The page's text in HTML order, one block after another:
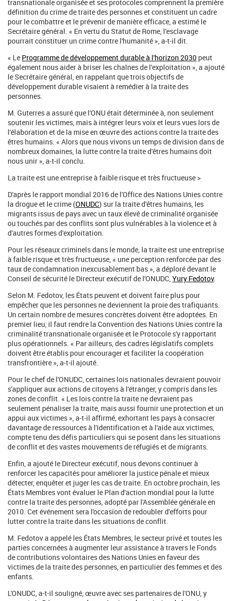
transnationale organisée et ses protocoles comprennent la première
définition du crime de traite des personnes et constituent un cadre
pour le combattre et le prévenir de manière efficace, a estimé le
Secrétaire général. « En vertu du Statut de Rome, l'esclavage
pourrait constituer un crime contre l'humanité », a-t-il dit.
« Le Programme de développement durable à l'horizon 2030 peut
également nous aider à briser les chaînes de l'exploitation », a ajouté
le Secrétaire général, en rappelant que trois objectifs de
développement durable visaient à remédier à la traite des
personnes.
M. Guterres a assuré que l'ONU était déterminée à, non seulement
soutenir les victimes, mais à intégrer leurs voix et leurs vues lors de
l'élaboration et de la mise en œuvre des actions contre la traite des
êtres humains. « Alors que nous vivons un temps de division dans de
nombreux domaines, la lutte contre la traite d'êtres humains doit
nous unir », a-t-il conclu.
La traite est une entreprise à faible risque et très fructueuse >
D'après le rapport mondial 2016 de l'Office des Nations Unies contre
la drogue et le crime (ONUDC) sur la traite d'êtres humains, les
migrants issus de pays avec un taux élevé de criminalité organisée
ou touchés par des conflits sont plus vulnérables à la violence et à
d'autres formes d'exploitation.
Pour les réseaux criminels dans le monde, la traite est une entreprise
à faible risque et très fructueuse, « une perception renforcée par des
taux de condamnation inexcusablement bas », a déploré devant le
Conseil de sécurité le Directeur exécutif de l'ONUDC,Yury Fedotov.
Selon M. Fedotov, les États peuvent et doivent faire plus pour
empêcher que les personnes ne deviennent la proie des trafiquants.
Un certain nombre de mesures concrètes doivent être adoptées. En
premier lieu, il faut rendre la Convention des Nations Unies contre la
criminalité transnationale organisée et le Protocole s'y rapportant
plus opérationnels. « Par ailleurs, des cadres législatifs complets
doivent être établis pour encourager et faciliter la coopération
transfrontière », a-t-il ajouté.
Pour le chef de l'ONUDC, certaines lois nationales devraient pouvoir
s'appliquer aux actions de citoyens à l'étranger, y compris dans les
zones de conflit. « Les lois contre la traite ne devraient pas
seulement pénaliser la traite, mais aussi fournir une protection et un
appui aux victimes », a-t-il affirmé, exhortant les pays à consacrer
davantage de ressources à l'identification et à l'aide aux victimes,
compte tenu des défis particuliers qui se posent dans les situations
de conflit et des vastes mouvements de réfugiés et de migrants.
Enfin, a ajouté le Directeur exécutif, nous devons continuer à
renforcer les capacités pour améliorer la justice pénale et mieux
détecter, enquêter et juger les cas de traite. En octobre prochain, les
États Membres vont évaluer le Plan d'action mondial pour la lutte
contre la traite des personnes, adopté par l'Assemblée générale en
2010. Cet événement sera l'occasion de redoubler d'efforts pour
lutter contre la traite dans les situations de conflit.
M. Fedotov a appelé les États Membres, le secteur privé et toutes les
parties concernées à augmenter leur assistance à travers le Fonds
de contributions volontaires des Nations Unies en faveur des
victimes de la traite des personnes, en particulier des femmes et des
enfants.
L'ONUDC, a-t-il souligné, œuvre avec ses partenaires de l'ONU, y